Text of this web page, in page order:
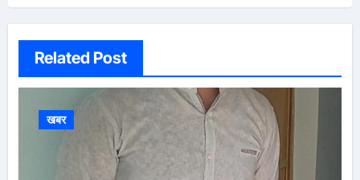
Related Post
खबर